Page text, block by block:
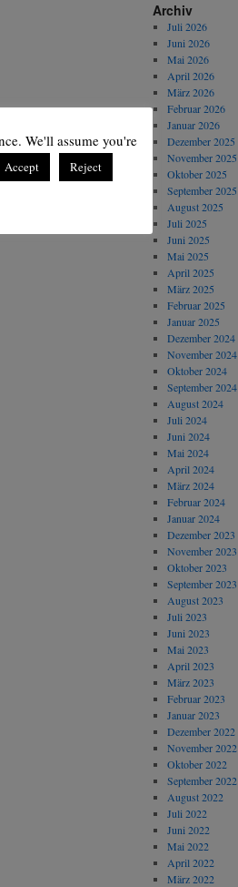
Archiv
Juli 2026
Juni 2026
Mai 2026
April 2026
März 2026
Februar 2026
Januar 2026
Dezember 2025
November 2025
Oktober 2025
September 2025
August 2025
Juli 2025
Juni 2025
Mai 2025
April 2025
März 2025
Februar 2025
Januar 2025
Dezember 2024
November 2024
Oktober 2024
September 2024
August 2024
Juli 2024
Juni 2024
Mai 2024
April 2024
März 2024
Februar 2024
Januar 2024
Dezember 2023
November 2023
Oktober 2023
September 2023
August 2023
Juli 2023
Juni 2023
Mai 2023
April 2023
März 2023
Februar 2023
Januar 2023
Dezember 2022
November 2022
Oktober 2022
September 2022
August 2022
Juli 2022
Juni 2022
Mai 2022
April 2022
März 2022
We'll assume you're
Accept Reject